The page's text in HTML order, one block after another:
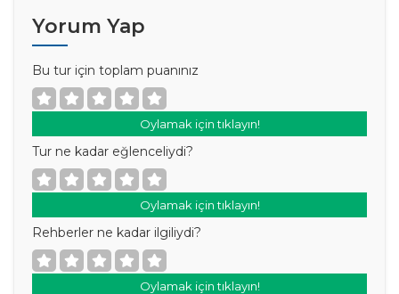
Yorum Yap
Bu tur için toplam puanınız
Oylamak için tıklayın!
Tur ne kadar eğlenceliydi?
Oylamak için tıklayın!
Rehberler ne kadar ilgiliydi?
Oylamak için tıklayın!